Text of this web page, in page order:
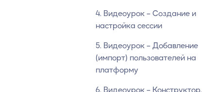
4. Видеоурок – Создание и
настройка сессии
5. Видеоурок – Добавление
(импорт) пользователей на
платформу
6. Видеоурок – Конструктор.